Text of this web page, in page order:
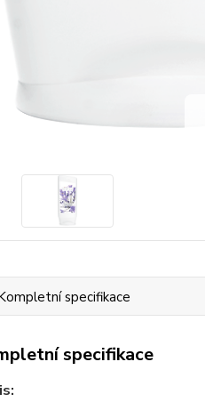
specifikace
specifikace